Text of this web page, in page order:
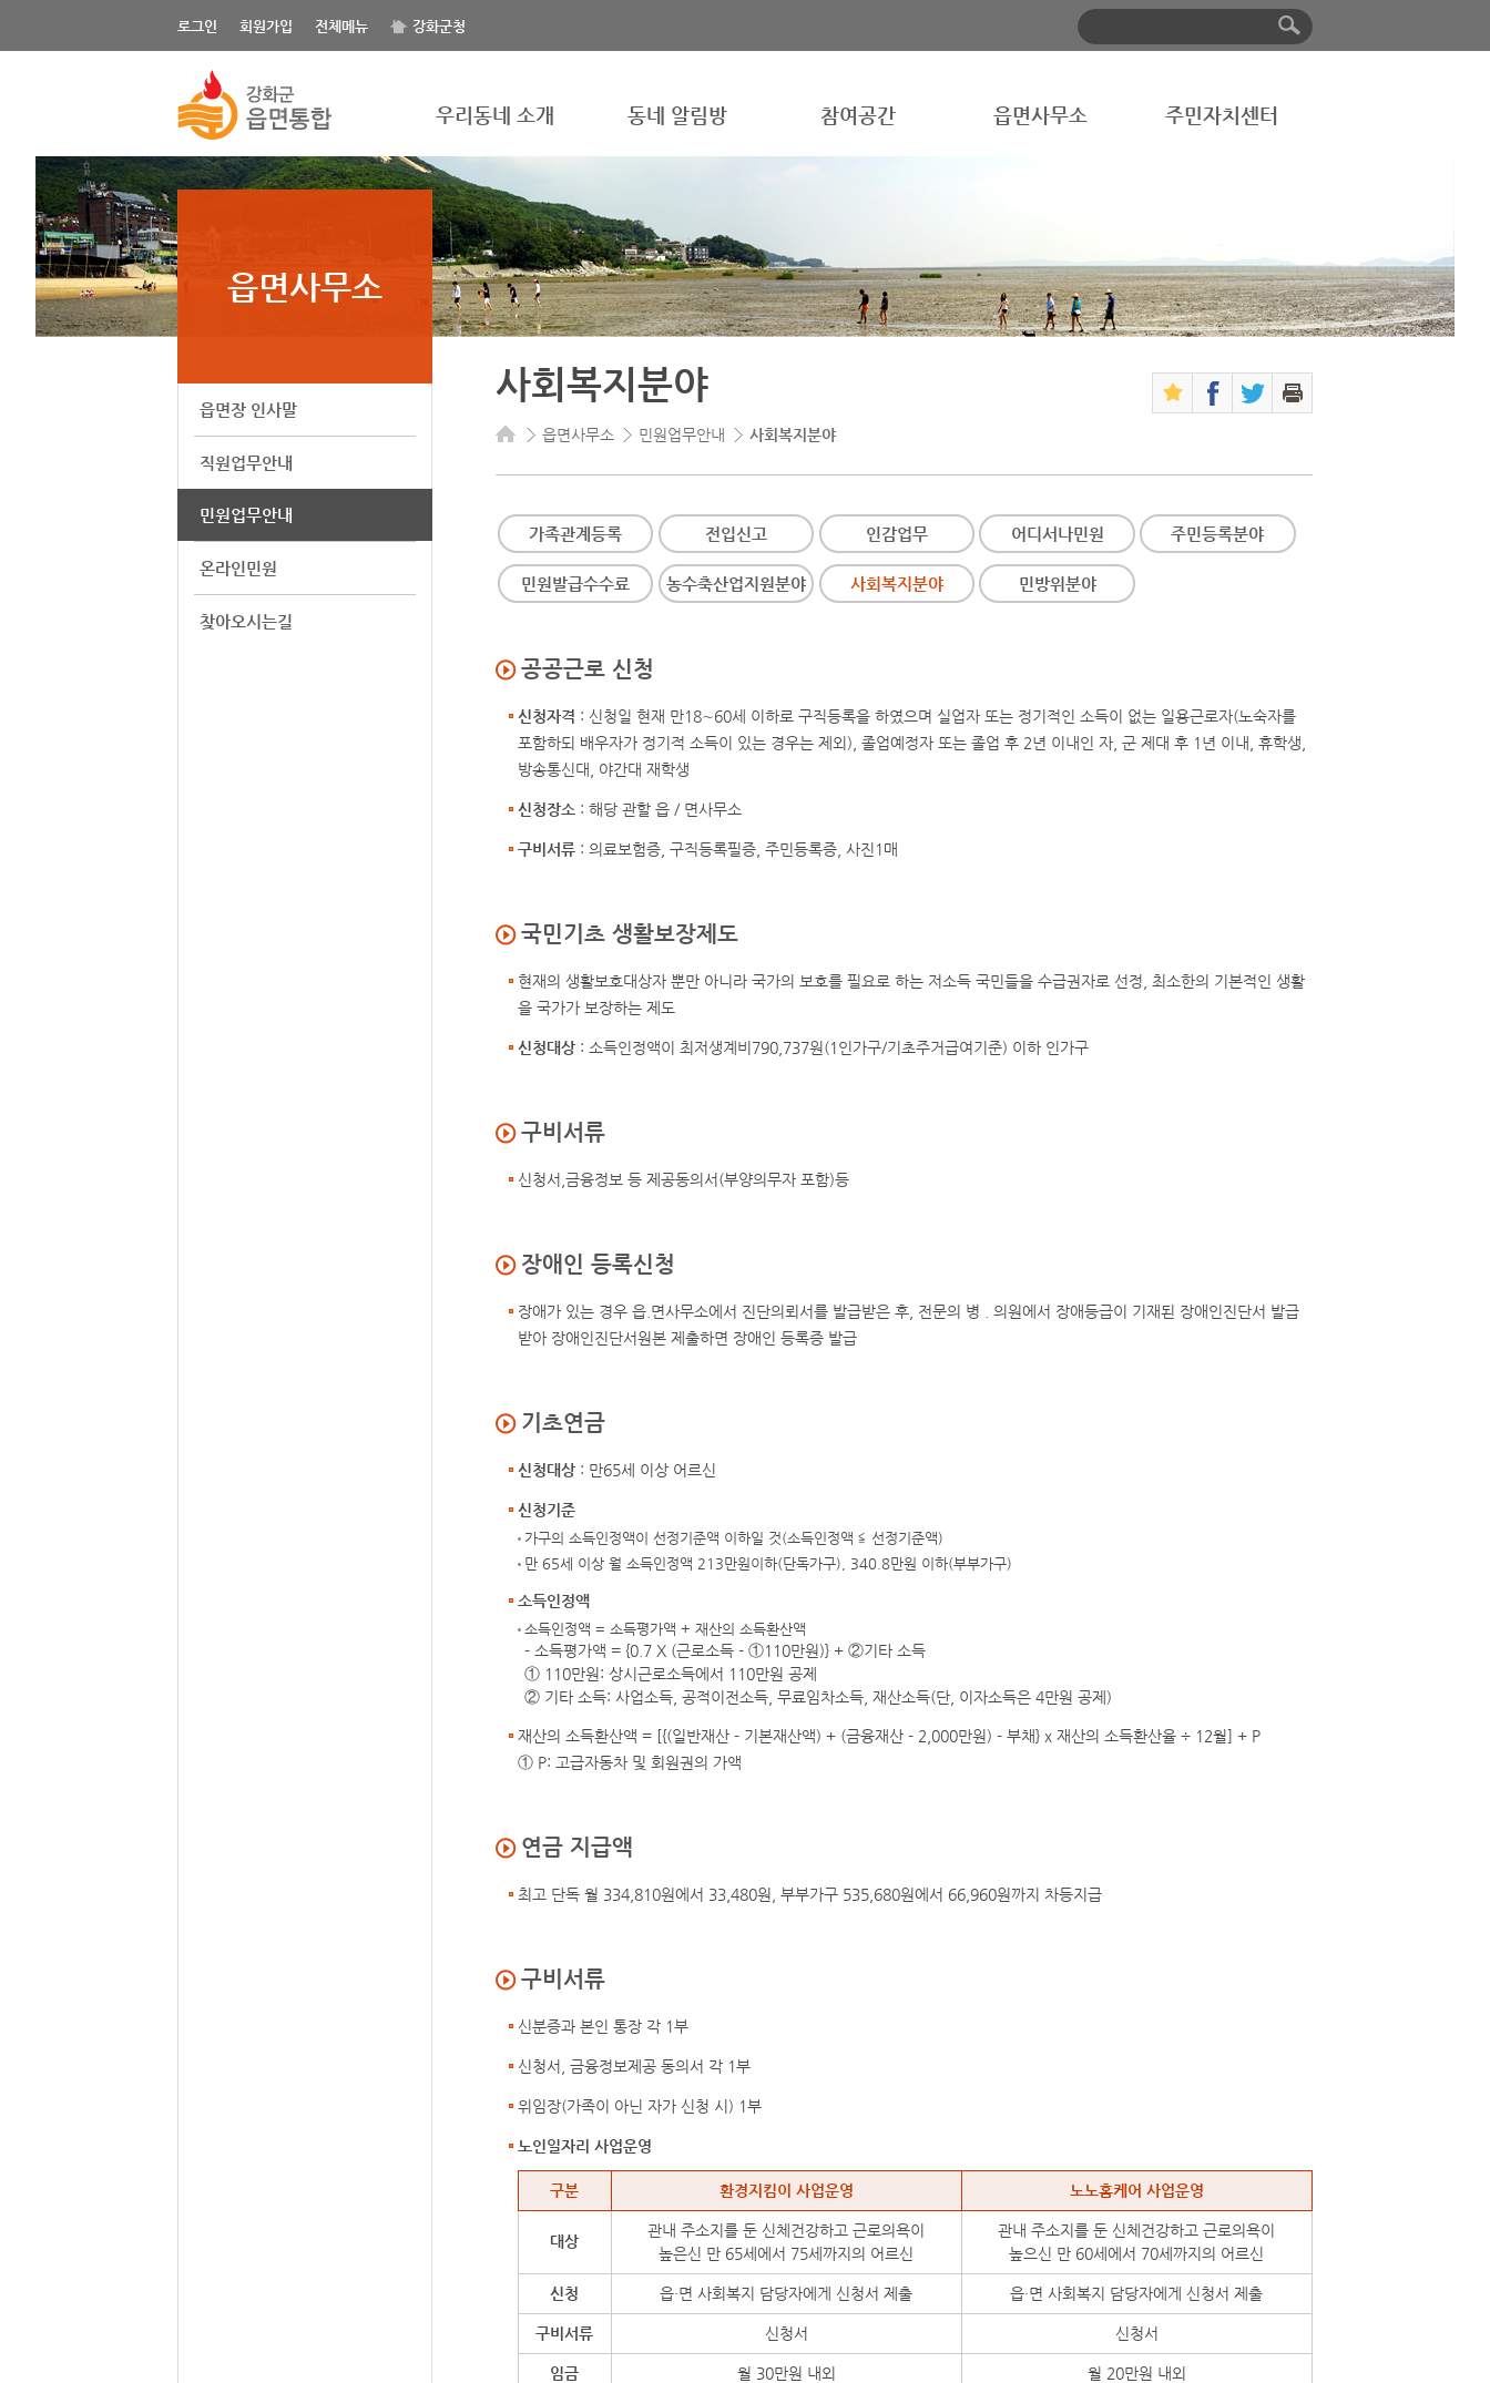
로그인 회원가입 전체메뉴 강화군청
우리동네 소개 동네 알림방 참여공간 읍면사무소 주민자치센터
읍면사무소
읍면장 인사말
직원업무안내
민원업무안내
온라인민원
찾아오시는길
사회복지분야
읍면사무소 민원업무안내 사회복지분야
가족관계등록 전입신고 인감업무 어디서나민원 주민등록분야
민원발급수수료 농수축산업지원분야 사회복지분야 민방위분야
공공근로 신청
신청자격 : 신청일 현재 만18∼60세 이하로 구직등록을 하였으며 실업자 또는 정기적인 소득이 없는 일용근로자(노숙자를
포함하되 배우자가 정기적 소득이 있는 경우는 제외), 졸업예정자 또는 졸업 후 2년 이내인 자, 군 제대 후 1년 이내, 휴학생,
방송통신대, 야간대 재학생
신청장소 : 해당 관할 읍 / 면사무소
구비서류: 의료보험증, 구직등록필증, 주민등록증, 사진1매
국민기초 생활보장제도
현재의 생활보호대상자 뿐만 아니라 국가의 보호를 필요로 하는 저소득 국민들을 수급권자로 선정, 최소한의 기본적인 생활
을 국가가 보장하는 제도
신청대상: 소득인정액이 최저생계비790,737원(1인가구/기초주거급여기준) 이하 인가구
구비서류
신청서,금융정보 등 제공동의서(부양의무자 포함)등
장애인 등록신청
장애가 있는 경우 읍.면사무소에서 진단의뢰서를 발급받은 후, 전문의 병 . 의원에서 장애등급이 기재된 장애인진단서 발급
받아 장애인진단서원본 제출하면 장애인 등록증 발급
기초연금
신청대상: 만65세 이상 어르신
신청기준
가구의 소득인정액이 선정기준액 이하일 것(소득인정액 ≦ 선정기준액)
만 65세 이상 월 소득인정액 213만원이하(단독가구), 340.8만원 이하(부부가구)
소득인정액
소득인정액 = 소득평가액 + 재산의 소득환산액
- 소득평가액 = {0.7 X (근로소득 - ①110만원)} + ②기타 소득
① 110만원: 상시근로소득에서 110만원 공제
② 기타 소득: 사업소득, 공적이전소득, 무료임차소득, 재산소득(단, 이자소득은 4만원 공제)
재산의 소득환산액 = [{(일반재산 - 기본재산액) + (금융재산 - 2,000만원) - 부채} x 재산의 소득환산율 ÷ 12월] + P
① P: 고급자동차 및 회원권의 가액
연금 지급액
최고 단독 월 334,810원에서 33,480원, 부부가구 535,680원에서 66,960원까지 차등지급
구비서류
신분증과 본인 통장 각 1부
신청서, 금융정보제공 동의서 각 1부
위임장(가족이 아닌 자가 신청 시) 1부
노인일자리 사업운영
노인일자리 사업운영
구분 환경지킴이 사업운영 노노홈케어 사업운영
대상
관내 주소지를 둔 신체건강하고 근로의욕이
높은신 만 65세에서 75세까지의 어르신
관내 주소지를 둔 신체건강하고 근로의욕이
높으신 만 60세에서 70세까지의 어르신
신청 읍·면 사회복지 담당자에게 신청서 제출 읍·면 사회복지 담당자에게 신청서 제출
구비서류 신청서 신청서
임금 월 30만원 내외 월 20만원 내외